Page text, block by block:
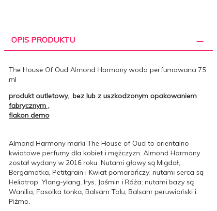
OPIS PRODUKTU
The House Of Oud Almond Harmony woda perfumowana 75
ml
produkt outletowy, bez lub z uszkodzonym opakowaniem
fabrycznym ,
flakon demo
Almond Harmony marki The House of Oud to orientalno -
kwiatowe perfumy dla kobiet i mężczyzn. Almond Harmony
został wydany w 2016 roku. Nutami głowy są Migdał,
Bergamotka, Petitgrain i Kwiat pomarańczy; nutami serca są
Heliotrop, Ylang-ylang, Irys, Jaśmin i Róża; nutami bazy są
Wanilia, Fasolka tonka, Balsam Tolu, Balsam peruwiański i
Piżmo.